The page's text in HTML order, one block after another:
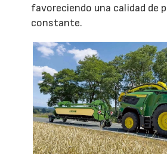
favoreciendo una calidad de
constante.